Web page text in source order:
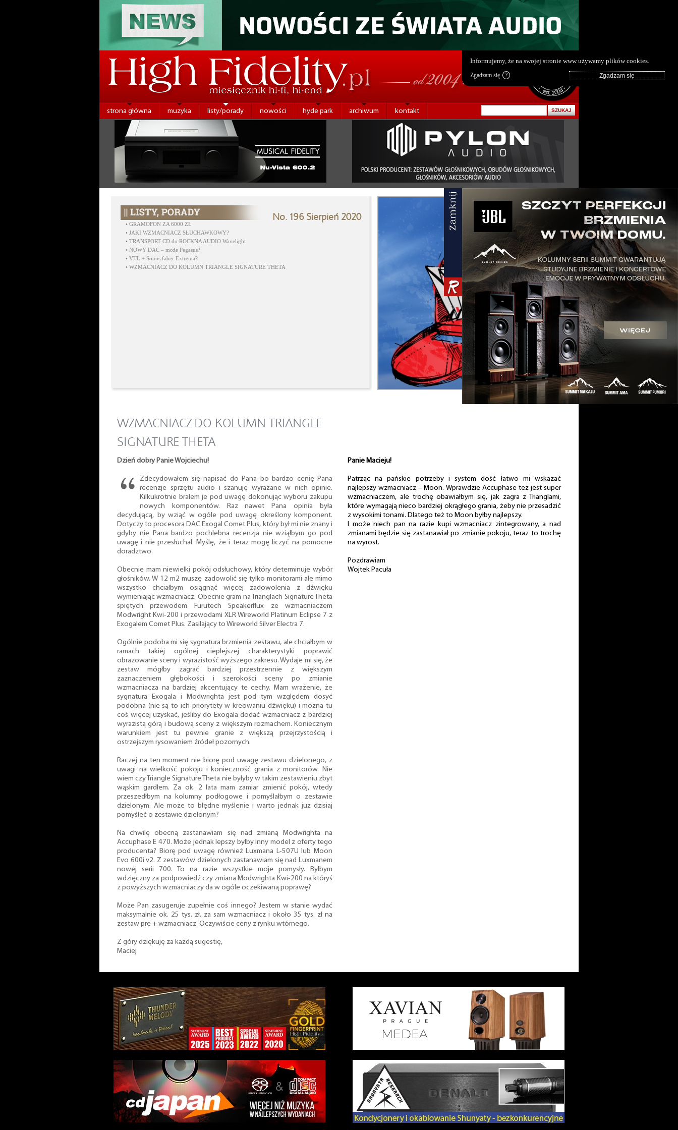
strona główna muzyka listy/porady nowości hyde park archiwum kontakt
No. 196 Sierpień 2020
• GRAMOFON ZA 6000 ZŁ
• JAKI WZMACNIACZ SŁUCHAWKOWY?
• TRANSPORT CD do ROCKNA AUDIO Wavelight
• NOWY DAC – może Pegasus?
• VTL + Sonus faber Extrema?
• WZMACNIACZ DO KOLUMN TRIANGLE SIGNATURE THETA
WZMACNIACZ DO KOLUMN TRIANGLE
SIGNATURE THETA
Dzień dobry Panie Wojciechu!
Zdecydowałem się napisać do Pana bo bardzo cenię Pana
recenzje sprzętu audio i szanuję wyrażane w nich opinie.
Kilkukrotnie brałem je pod uwagę dokonując wyboru zakupu
nowych komponentów. Raz nawet Pana opinia była
decydującą, by wziąć w ogóle pod uwagę określony komponent.
Dotyczy to procesora DAC Exogal Comet Plus, który był mi nie znany i
gdyby nie Pana bardzo pochlebna recenzja nie wziąłbym go pod
uwagę i nie przesłuchał. Myślę, że i teraz mogę liczyć na pomocne
doradztwo.
Obecnie mam niewielki pokój odsłuchowy, który determinuje wybór
głośników. W 12 m2 muszę zadowolić się tylko monitorami ale mimo
wszystko chciałbym osiągnąć więcej zadowolenia z dźwięku
wymieniając wzmacniacz. Obecnie gram na Trianglach Signature Theta
spiętych przewodem Furutech Speakerflux ze wzmacniaczem
Modwright Kwi-200 i przewodami XLR Wireworld Platinum Eclipse 7 z
Exogalem Comet Plus. Zasilający to Wireworld Silver Electra 7.
Ogólnie podoba mi się sygnatura brzmienia zestawu, ale chciałbym w
ramach takiej ogólnej cieplejszej charakterystyki poprawić
obrazowanie sceny i wyrazistość wyższego zakresu. Wydaje mi się, że
zestaw mógłby zagrać bardziej przestrzennie z większym
zaznaczeniem głębokości i szerokości sceny po zmianie
wzmacniacza na bardziej akcentujący te cechy. Mam wrażenie, że
sygnatura Exogala i Modwrighta jest pod tym względem dosyć
podobna (nie są to ich priorytety w kreowaniu dźwięku) i można tu
coś więcej uzyskać, jeśliby do Exogala dodać wzmacniacz z bardziej
wyrazistą górą i budową sceny z większym rozmachem. Koniecznym
warunkiem jest tu pewnie granie z większą przejrzystością i
ostrzejszym rysowaniem źródeł pozornych.
Raczej na ten moment nie biorę pod uwagę zestawu dzielonego, z
uwagi na wielkość pokoju i konieczność grania z monitorów. Nie
wiem czy Triangle Signature Theta nie byłyby w takim zestawieniu zbyt
wąskim gardłem. Za ok. 2 lata mam zamiar zmienić pokój, wtedy
przeszedłbym na kolumny podłogowe i pomyślałbym o zestawie
dzielonym. Ale może to błędne myślenie i warto jednak już dzisiaj
pomyśleć o zestawie dzielonym?
Na chwilę obecną zastanawiam się nad zmianą Modwrighta na
Accuphase E 470. Może jednak lepszy byłby inny model z oferty tego
producenta? Biorę pod uwagę również Luxmana L-507U lub Moon
Evo 600i v2. Z zestawów dzielonych zastanawiam się nad Luxmanem
nowej serii 700. To na razie wszystkie moje pomysły. Byłbym
wdzięczny za podpowiedź czy zmiana Modwrighta Kwi-200 na któryś
z powyższych wzmacniaczy da w ogóle oczekiwaną poprawę?
Może Pan zasugeruje zupełnie coś innego? Jestem w stanie wydać
maksymalnie ok. 25 tys. zł. za sam wzmacniacz i około 35 tys. zł na
zestaw pre + wzmacniacz. Oczywiście ceny z rynku wtórnego.
Z góry dziękuję za każdą sugestię,
Maciej
Panie Macieju!
Patrząc na pańskie potrzeby i system dość łatwo mi wskazać
najlepszy wzmacniacz – Moon. Wprawdzie Accuphase też jest super
wzmacniaczem, ale trochę obawiałbym się, jak zagra z Trianglami,
które wymagają nieco bardziej okrągłego grania, żeby nie przesadzić
z wysokimi tonami. Dlatego też to Moon byłby najlepszy.
I może niech pan na razie kupi wzmacniacz zintegrowany, a nad
zmianami będzie się zastanawiał po zmianie pokoju, teraz to trochę
na wyrost.
Pozdrawiam
Wojtek Pacuła
Informujemy, że na swojej stronie www używamy plików cookies.
Zgadzam się ?